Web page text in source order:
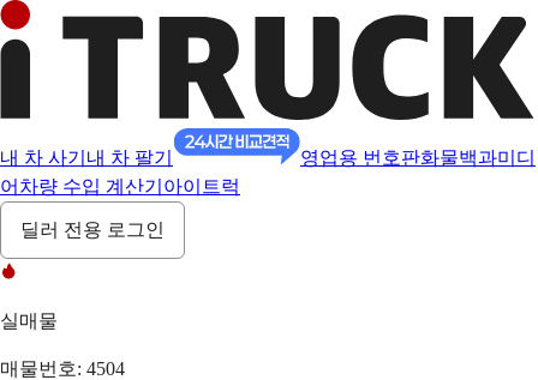
내 차 사기 내 차 팔기 영업용 번호판화물백과미디
어 차량 수입 계산기 아이트럭
딜러 전용 로그인
실매물
매물번호: 4504